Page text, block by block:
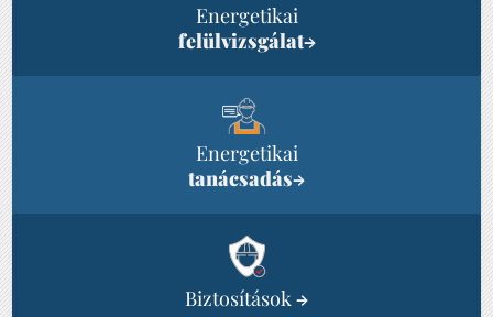
Energetikai
felülvizsgálat→
Energetikai
tanácsadás→
Biztosítások→